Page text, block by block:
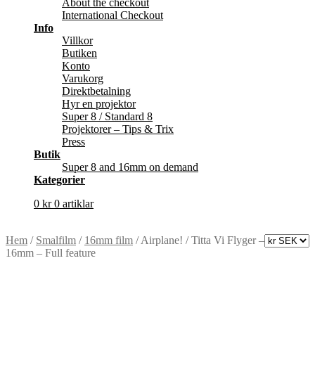
About the checkout
International Checkout
Info
Villkor
Butiken
Konto
Varukorg
Direktbetalning
Hyr en projektor
Super 8 / Standard 8
Projektorer – Tips & Trix
Press
Butik
Super 8 and 16mm on demand
Kategorier
0 kr 0 artiklar
Hem / Smalfilm / 16mm film /Airplane! / Titta Vi Flyger –
16mm – Full feature